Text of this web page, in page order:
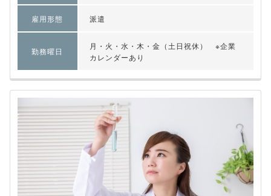
雇用形態 派遣
勤務曜日
月・火・水・木・金（土日祝休） ※企業
カレンダーあり